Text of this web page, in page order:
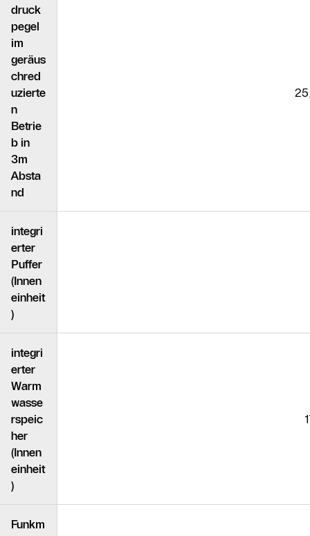
druck
pegel
im
geräus
chred
uzierte
n
Betrie
b in
3m
Absta
nd
integri
erter
Puffer
(Innen
einheit
)
integri
erter
Warm
wasse
rspeic
her
(Innen
einheit
)
Funkm